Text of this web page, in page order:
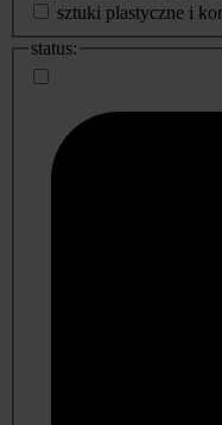
sztuki plastyczne i
status: